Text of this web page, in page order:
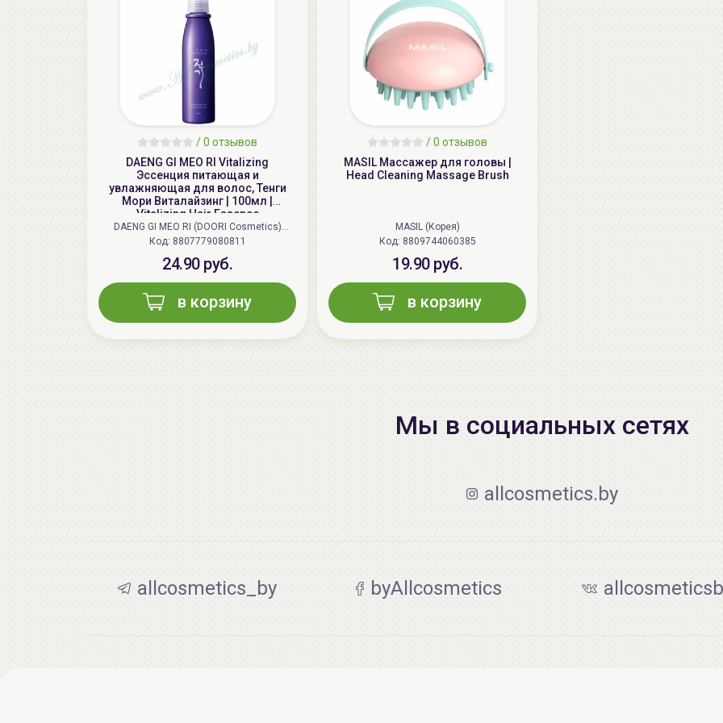
/0 отзывов
DAENG GI MEO RI Vitalizing
Эссенция питающая и
увлажняющая для волос, Тенги
Мори Виталайзинг | 100мл |
Vitalizing Hair Essence
DAENG GI MEO RI (DOORI Cosmetics)
(Корея)
Код: 8807779080811
24.90 руб.
в корзину
/0 отзывов
MASIL Массажер для головы |
Head Cleaning Massage Brush
MASIL (Корея)
Код: 8809744060385
19.90 руб.
в корзину
Мы в социальных сетях
allcosmetics.by
allcosmetics_by byAllcosmetics